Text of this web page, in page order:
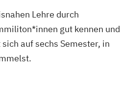
Lehre durch
gut kennen und
auf sechs Semester, in